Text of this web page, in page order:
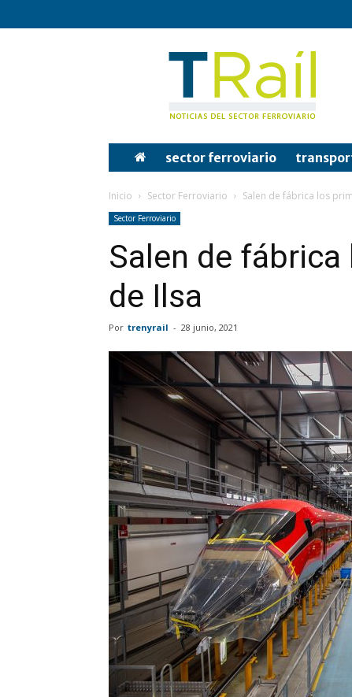
Tren
sector ferroviario
Inicio Sector Ferroviario Salen de fábrica los
Sector Ferroviario
Salen de
de Ilsa
Por trenyrail - 28 junio, 2021